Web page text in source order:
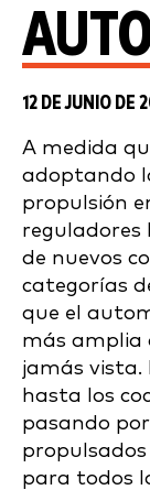
12 DE JUNIO DE
A medida
adoptando
propulsión
reguladores
de nuevos
categorías
que el
más amplia
jamás vista.
hasta los
pasando
para todos